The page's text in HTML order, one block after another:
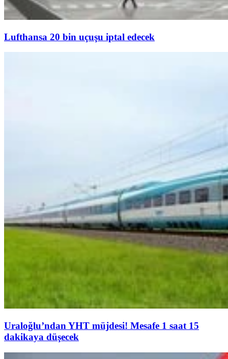
Lufthansa 20 bin uçuşu iptal edecek
Uraloğlu’ndan YHT müjdesi! Mesafe 1 saat 15
dakikaya düşecek